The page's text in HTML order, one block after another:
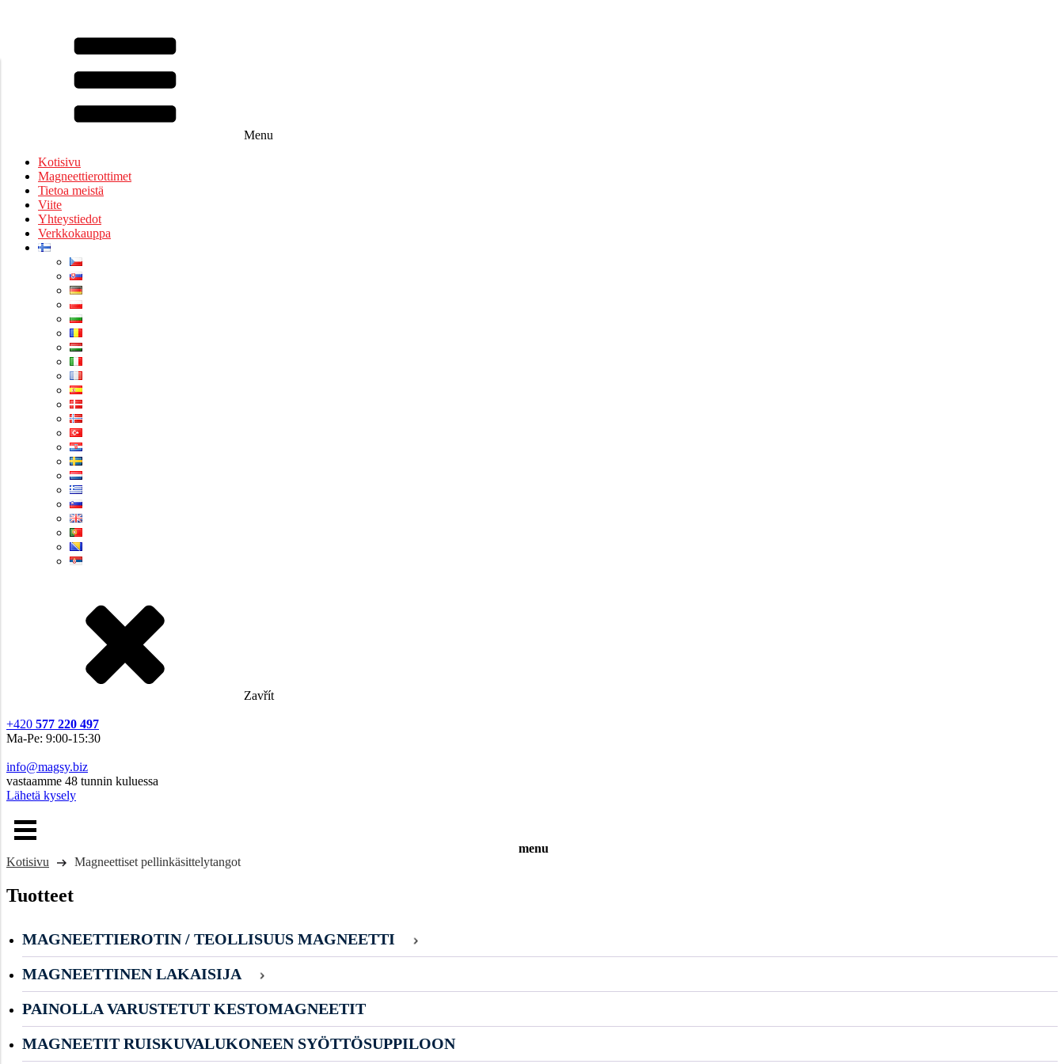
Menu
Kotisivu
Magneettierottimet
Tietoa meistä
Viite
Yhteystiedot
Verkkokauppa
Zavřít
+420 577 220 497
Ma-Pe: 9:00-15:30
info@magsy.biz
vastaamme 48 tunnin kuluessa
Lähetä kysely
menu
Kotisivu
Magneettiset pellinkäsittelytangot
Tuotteet
MAGNEETTIEROTIN / TEOLLISUUS MAGNEETTI
MAGNEETTINEN LAKAISIJA
PAINOLLA VARUSTETUT KESTOMAGNEETIT
MAGNEETIT RUISKUVALUKONEEN SYÖTTÖSUPPILOON